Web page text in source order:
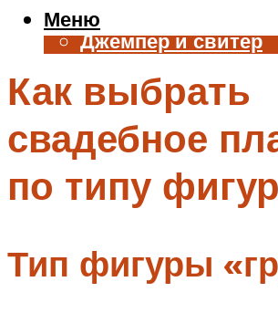
Жилет
Джемпер и свитер
Аксессуары
Меню
Меню
Как выбрать
свадебное
по типу
Тип фигуры